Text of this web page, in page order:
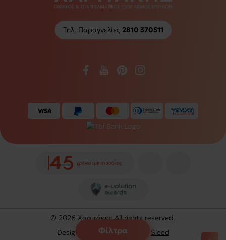
Φίλτρα
Τηλ. Παραγγελίες 2810 370511
© 2026 Χαριτάκης All rights reserved.
Designed and developed by Sleed